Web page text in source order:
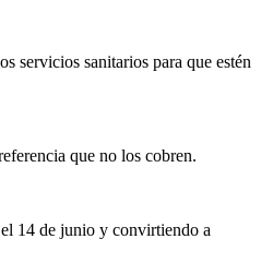
servicios sanitarios para que estén
que no los cobren.
14 de junio y convirtiendo a